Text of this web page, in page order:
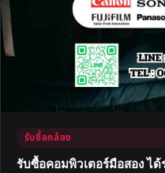
รับซื้อกล้อง
รับซื้อคอมพิวเตอร์มือสอง ไ